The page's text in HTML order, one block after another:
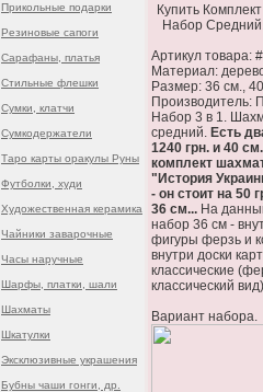
Прикольные подарки
Резиновые сапоги
Сарафаны, платья
Стильные флешки
Сумки, клатчи
Сумкодержатели
Таро карты оракулы Руны
Футболки, худи
Художественная керамика
Чайники заварочные
Часы наручные
Шарфы, платки, шали
Шахматы
Шкатулки
Эксклюзивные украшения
Бубны чаши гонги, др.
Купить
Набор
Артикул товара:
Материал:
Размер: 36 см.,
Производитель:
Набор 3 в 1.
средний. Есть
1240 грн. и 40
комплект
"История
- он стоит на 50
36 см... На
набор 36 см -
фигуры ферзь и
внутри доски
классические
классический
Вариант набора.